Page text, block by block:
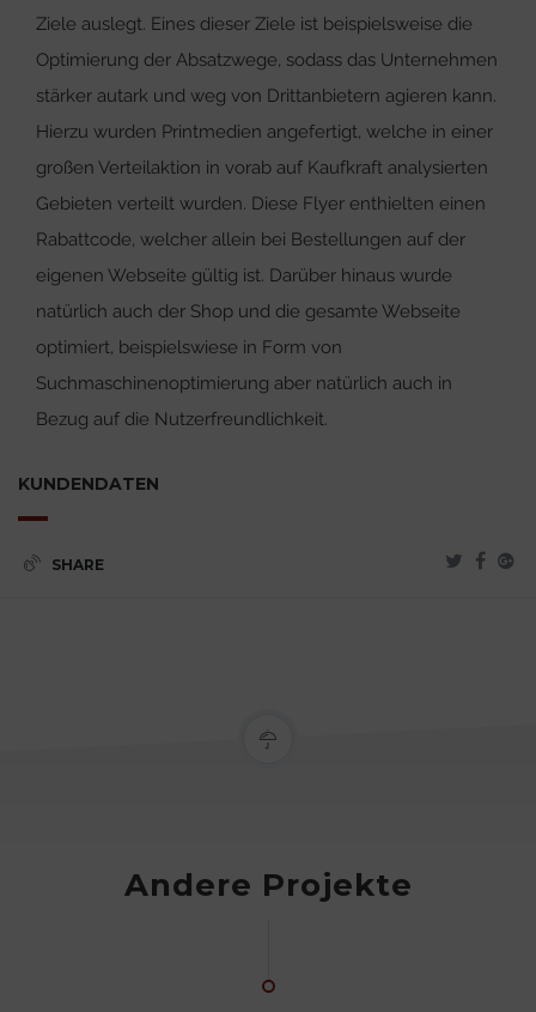
Ziele auslegt. Eines dieser Ziele ist beispielsweise die
Optimierung der Absatzwege, sodass das Unternehmen
stärker autark und weg von Drittanbietern agieren kann.
Hierzu wurden Printmedien angefertigt, welche in einer
großen Verteilaktion in vorab auf Kaufkraft analysierten
Gebieten verteilt wurden. Diese Flyer enthielten einen
Rabattcode, welcher allein bei Bestellungen auf der
eigenen Webseite gültig ist. Darüber hinaus wurde
natürlich auch der Shop und die gesamte Webseite
optimiert, beispielswiese in Form von
Suchmaschinenoptimierung aber natürlich auch in
Bezug auf die Nutzerfreundlichkeit.
KUNDENDATEN
SHARE
Andere Projekte